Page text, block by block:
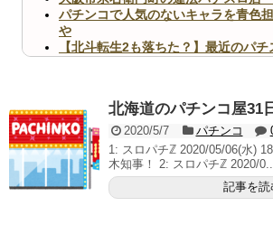
パチンコで人気のないキャラを青色
や
【北斗転生2も落ちた？】最近のパ
AngelBeats!とかいうクソアニメの
北海道のパチンコ屋31
2020/5/7 パチンコ
1: スロパチℤ 2020/05/06(水)
木知事！ 2: スロパチℤ 2020/0...
記事を読